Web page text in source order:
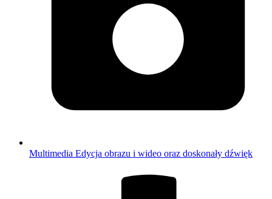
Multimedia Edycja obrazu i wideo oraz doskonały dźwięk